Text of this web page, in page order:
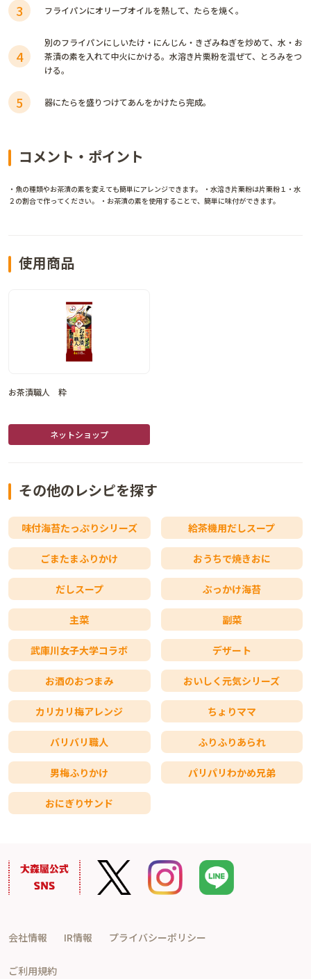
3 フライパンにオリーブオイルを熱して、たらを焼く。
4
別のフライパンにしいたけ・にんじん・きざみねぎを炒めて、水・お
茶漬の素を入れて中火にかける。水溶き片栗粉を混ぜて、とろみをつ
ける。
5 器にたらを盛りつけてあんをかけたら完成。
コメント・ポイント
・魚の種類やお茶漬の素を変えても簡単にアレンジできます。 ・水溶き片栗粉は片栗粉１・水
２の割合で作ってください。 ・お茶漬の素を使用することで、簡単に味付ができます。
使用商品
お茶漬職人 粋
ネットショップ
その他のレシピを探す
味付海苔たっぷりシリーズ 給茶機用だしスープ
ごまたまふりかけ おうちで焼きおに
だしスープ ぶっかけ海苔
主菜 副菜
武庫川女子大学コラボ デザート
お酒のおつまみ おいしく元気シリーズ
カリカリ梅アレンジ ちょりママ
バリバリ職人 ふりふりあられ
男梅ふりかけ パリパリわかめ兄弟
おにぎりサンド
会社情報 IR情報 プライバシーポリシー
ご利用規約